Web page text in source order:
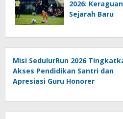
2026:
Sejarah Baru
Misi SedulurRun 2026
Akses Pendidikan Santri dan
Apresiasi Guru Honorer